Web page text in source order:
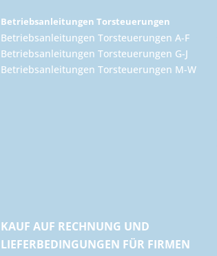
Betriebsanleitungen Torsteuerungen
Betriebsanleitungen Torsteuerungen A-F
Betriebsanleitungen Torsteuerungen G-J
Betriebsanleitungen Torsteuerungen M-W
KAUF AUF RECHNUNG UND
LIEFERBEDINGUNGEN FÜR FIRMEN